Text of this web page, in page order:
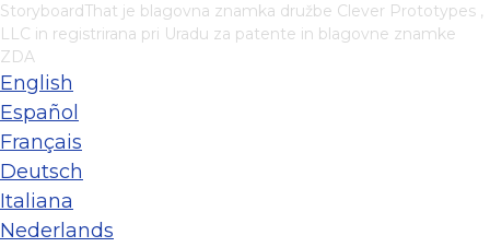
StoryboardThat je blagovna znamka družbe Clever Prototypes ,
LLC in registrirana pri Uradu za patente in blagovne znamke
ZDA
English
Español
Français
Deutsch
Italiana
Nederlands